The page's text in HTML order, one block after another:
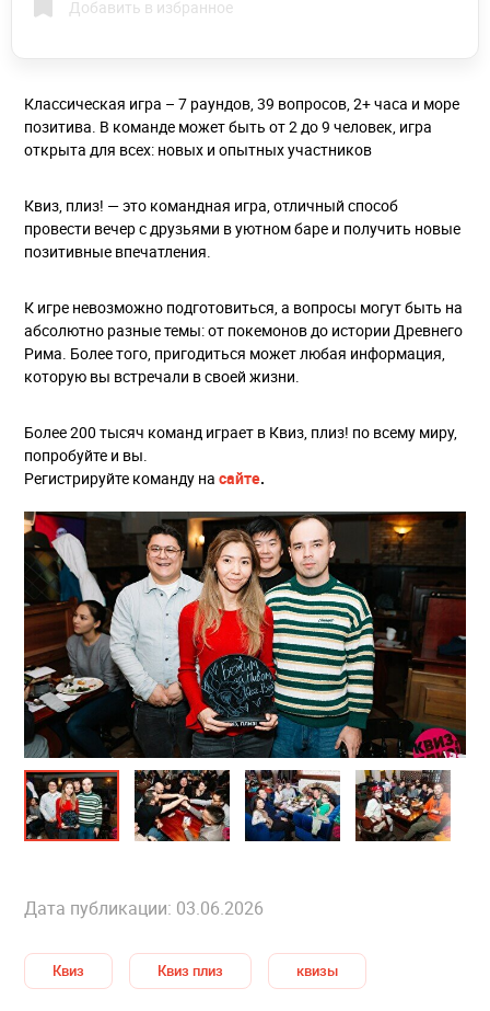
Добавить в избранное
Классическая игра – 7 раундов, 39 вопросов, 2+ часа и море
позитива. В команде может быть от 2 до 9 человек, игра
открыта для всех: новых и опытных участников
Квиз, плиз! — это командная игра, отличный способ
провести вечер с друзьями в уютном баре и получить новые
позитивные впечатления.
К игре невозможно подготовиться, а вопросы могут быть на
абсолютно разные темы: от покемонов до истории Древнего
Рима. Более того, пригодиться может любая информация,
которую вы встречали в своей жизни.
Более 200 тысяч команд играет в Квиз, плиз! по всему миру,
попробуйте и вы.
Регистрируйте команду на сайте.
Дата публикации: 03.06.2026
Квиз Квиз плиз квизы